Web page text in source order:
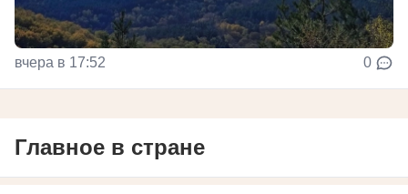
вчера в 17:52 0
Главное в стране